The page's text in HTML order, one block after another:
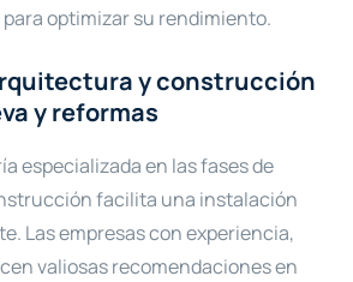
optimizar su rendimiento.
y construcción
y reformas
especializada en las fases de
facilita una instalación
Las empresas con experiencia,
valiosas recomendaciones en